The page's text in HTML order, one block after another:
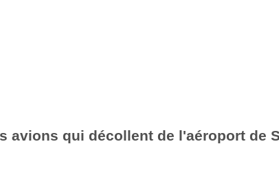
avions qui décollent de l'aéroport de